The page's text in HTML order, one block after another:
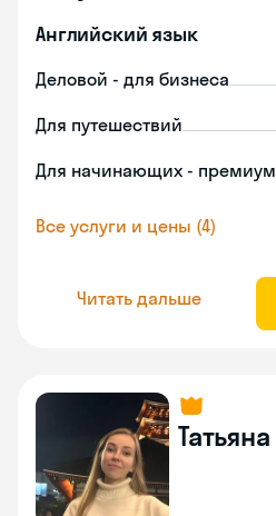
Английский язык
Деловой - для бизнеса
Для путешествий
Для начинающих - премиум
Все услуги и цены (4)
Читать дальше
Татьяна